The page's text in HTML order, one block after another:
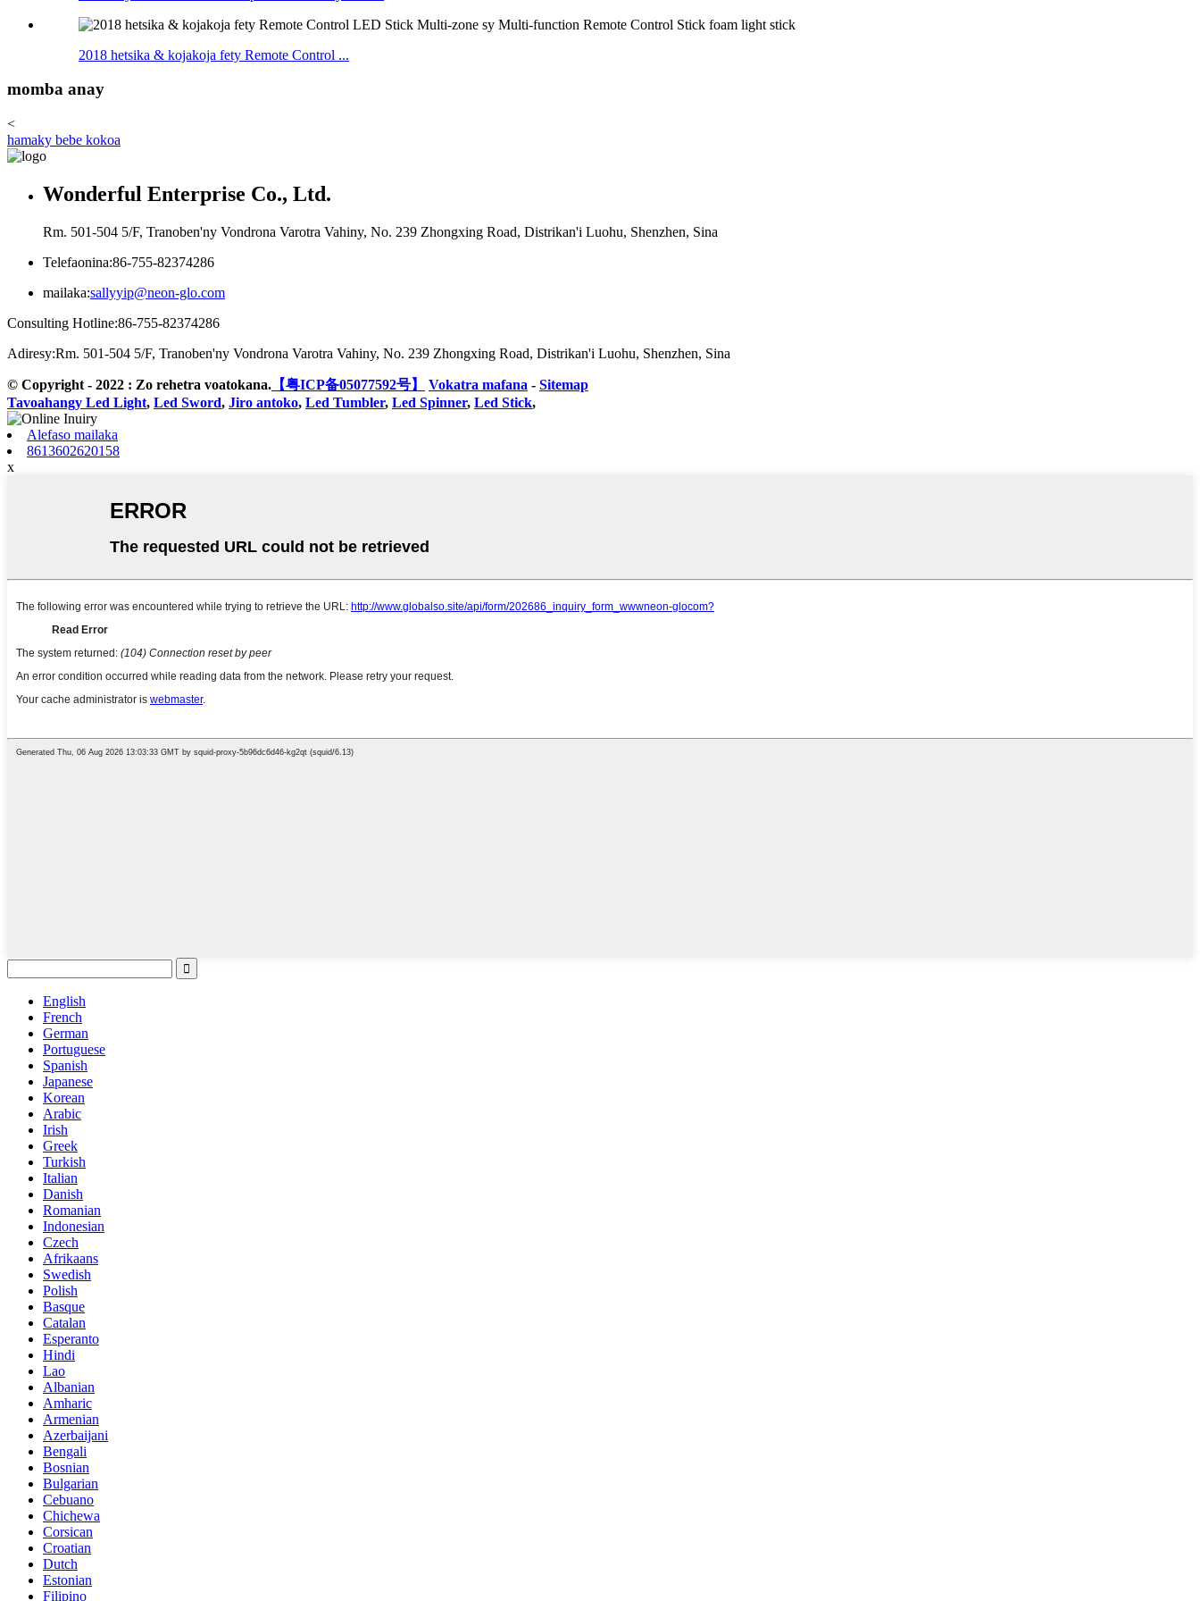
2018 hetsika & kojakoja fety Remote Control ...
momba anay
<
hamaky bebe kokoa
Wonderful Enterprise Co., Ltd.
Rm. 501-504 5/F, Tranoben'ny Vondrona Varotra Vahiny, No. 239 Zhongxing Road, Distrikan'i Luohu, Shenzhen, Sina
Telefaonina:86-755-82374286
mailaka:sallyyip@neon-glo.com
Consulting Hotline:86-755-82374286
Adiresy:Rm. 501-504 5/F, Tranoben'ny Vondrona Varotra Vahiny, No. 239 Zhongxing Road, Distrikan'i Luohu, Shenzhen, Sina
© Copyright - 2022 : Zo rehetra voatokana. 【粤ICP备05077592号】 Vokatra mafana - Sitemap
Tavoahangy Led Light, Led Sword, Jiro antoko, Led Tumbler, Led Spinner, Led Stick,
Alefaso mailaka
8613602620158
x
English
French
German
Portuguese
Spanish
Japanese
Korean
Arabic
Irish
Greek
Turkish
Italian
Danish
Romanian
Indonesian
Czech
Afrikaans
Swedish
Polish
Basque
Catalan
Esperanto
Hindi
Lao
Albanian
Amharic
Armenian
Azerbaijani
Bengali
Bosnian
Bulgarian
Cebuano
Chichewa
Corsican
Croatian
Dutch
Estonian
Filipino